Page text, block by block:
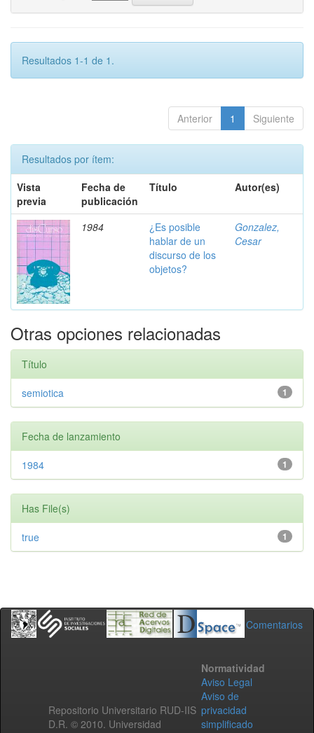
Resultados 1-1 de 1.
Anterior 1 Siguiente
Resultados por ítem:
Vista
previa
Fecha de
publicación
Título Autor(es)
1984
¿Es posible
hablar de un
discurso de los
objetos?
Gonzalez,
Cesar
Otras opciones relacionadas
Título
1
semiotica
Fecha de lanzamiento
1
1984
Has File(s)
1
true
Comentarios
Repositorio Universitario RUD-IIS
D.R. © 2010. Universidad
Normatividad
Aviso Legal
Aviso de
privacidad
simplificado